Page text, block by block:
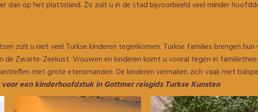
dan op het platteland. Zo zult u in de stad bijvoorbeeld veel minder
zult u niet veel Turkse kinderen tegenkomen. Turkse families brengen
de Zwarte-Zeekust. Vrouwen en kinderen komt u vooral tegen in
met grote etensmanden. De kinderen vermaken zich vaak met
een kinderhoofdstuk in Gottmer reisgids Turkse Kunsten